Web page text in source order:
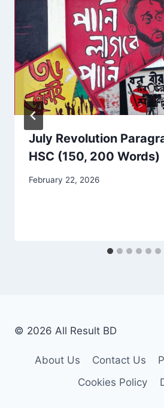
July Revolution
HSC (150, 200 Words)
February 22, 2026
© 2026 All Result BD
About Us Contact Us
Cookies Policy